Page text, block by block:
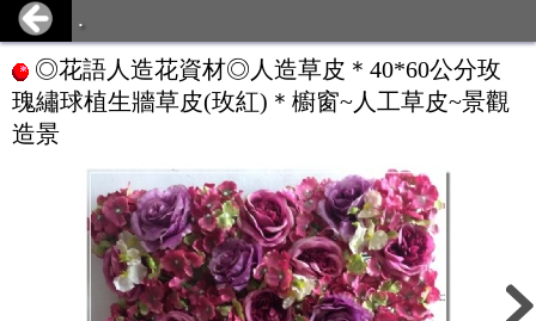
.
◎花語人造花資材◎人造草皮＊40*60公分玫
瑰繡球植生牆草皮(玫紅)＊櫥窗~人工草皮~景觀
造景